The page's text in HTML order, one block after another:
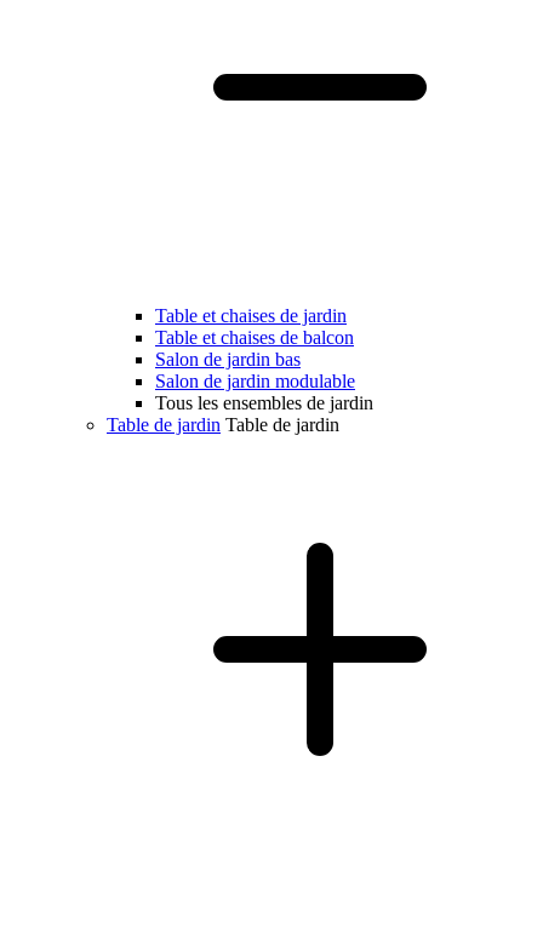
Table et chaises de jardin
Table et chaises de balcon
Salon de jardin bas
Salon de jardin modulable
Tous les ensembles de jardin
Table de jardin Table de jardin